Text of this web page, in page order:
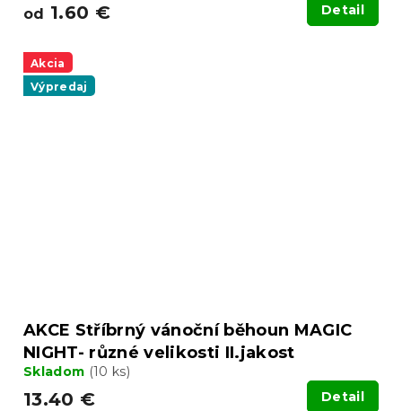
od 1.60 € Detail
Akcia
Výpredaj
AKCE Stříbrný vánoční běhoun MAGIC
NIGHT- různé velikosti II.jakost
Skladom (10 ks)
13.40 € Detail